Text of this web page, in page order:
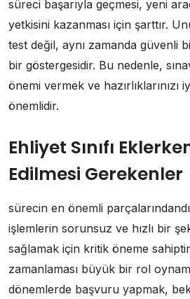
süreci başarıyla geçmesi, yeni
yetkisini kazanması için şarttır.
test değil, aynı zamanda güvenli
bir göstergesidir. Bu nedenle,
önemi vermek ve hazırlıklarınızı
önemlidir.
Ehliyet Sınıfı
Edilmesi Gerekenler
sürecin en önemli
işlemlerin sorunsuz ve hızlı bir
sağlamak için kritik öneme
zamanlaması büyük bir rol
dönemlerde başvuru yapmak,